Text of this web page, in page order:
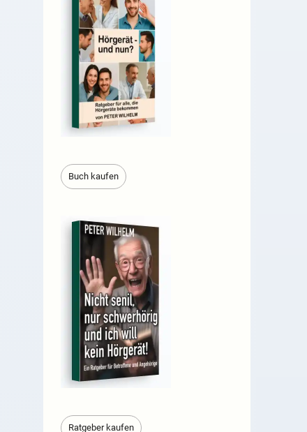
Buch kaufen
Ratgeber kaufen